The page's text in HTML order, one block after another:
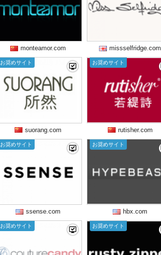
monteamor.com missselfridge.com
お奨めサイト
suorang.com
お奨めサイト
rutisher.com
お奨めサイト
ssense.com
お奨めサイト
hbx.com
お奨めサイト お奨めサイト